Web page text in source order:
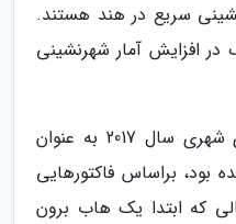
سریع در هند هستند.
افزایش آمار شهرنشینی
بنگلور قبلا در فهرست نمادهای شهری سال 2017 به عنوان
بود، براساس فاکتورهایی
که ابتدا یک هاب برون